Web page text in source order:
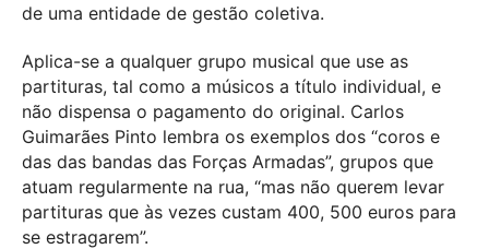
de uma entidade de gestão coletiva.
Aplica-se a qualquer grupo musical que use as
partituras, tal como a músicos a título individual, e
não dispensa o pagamento do original. Carlos
Guimarães Pinto lembra os exemplos dos “coros e
das das bandas das Forças Armadas”, grupos que
atuam regularmente na rua, “mas não querem levar
partituras que às vezes custam 400, 500 euros para
se estragarem”.